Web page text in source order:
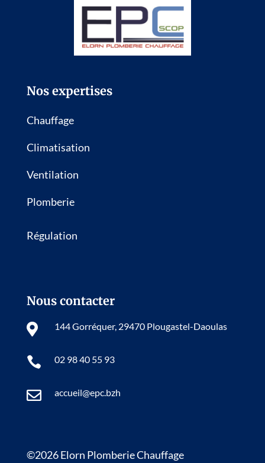
Nos expertises
Chauffage
Climatisation
Ventilation
Plomberie
Régulation
Nous contacter

144 Gorréquer, 29470 Plougastel-Daoulas
 02 98 40 55 93
 accueil@epc.bzh
©2026 Elorn Plomberie Chauffage